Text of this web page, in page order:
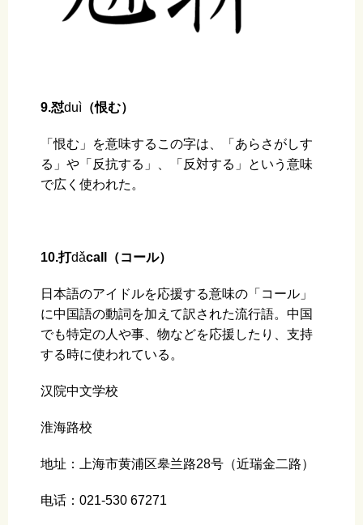
9.怼duì （恨む）
「恨む」を意味するこの字は、「あらさがしす
る」や「反抗する」、「反対する」という意味
で広く使われた。
10.打dǎcall（コール）
日本語のアイドルを応援する意味の「コール」
に中国語の動詞を加えて訳された流行語。中国
でも特定の人や事、物などを応援したり、支持
する時に使われている。
汉院中文学校
淮海路校
地址：上海市黄浦区皋兰路28号（近瑞金二路）
电话：021-530 67271